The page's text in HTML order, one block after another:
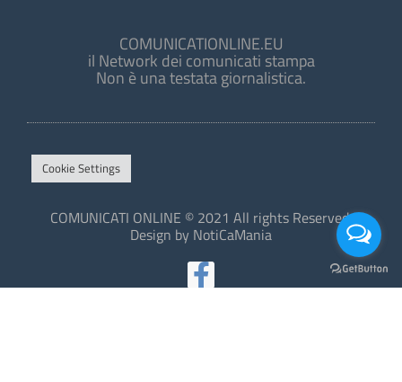
COMUNICATIONLINE.EU
il Network dei comunicati stampa
Non è una testata giornalistica.
Cookie Settings
COMUNICATI ONLINE © 2021 All rights Reserved.
Design by NotiCaMania